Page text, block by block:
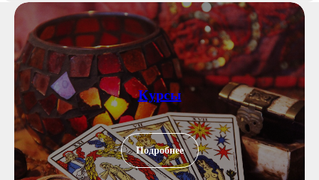
Курсы
Подробнее